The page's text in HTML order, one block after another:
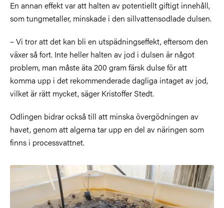
En annan effekt var att halten av potentiellt giftigt innehåll,
som tungmetaller, minskade i den sillvattensodlade dulsen.
– Vi tror att det kan bli en utspädningseffekt, eftersom den
växer så fort. Inte heller halten av jod i dulsen är något
problem, man måste äta 200 gram färsk dulse för att
komma upp i det rekommenderade dagliga intaget av jod,
vilket är rätt mycket, säger Kristoffer Stedt.
Odlingen bidrar också till att minska övergödningen av
havet, genom att algerna tar upp en del av näringen som
finns i processvattnet.
Bild